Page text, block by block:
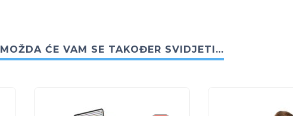
MOŽDA ĆE VAM SE TAKOĐER SVIDJETI…